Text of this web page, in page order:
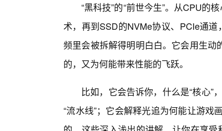
“黑科技”的“前世今生”。从CPU的
术，再到SSD的NVMe协议、PCIe通
频里会被拆解得明明白白。它会用生
的，又为何能带来性能的飞跃。
比如，它会告诉你，什么是“核心”
“流水线”；它会解释光追为何能让游戏